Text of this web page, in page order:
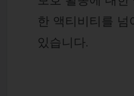
한 액티비티를 넘
있습니다.